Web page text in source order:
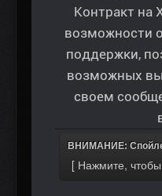
Контракт на
возможности
поддержки,
возможных
своем
ВНИМАНИЕ: